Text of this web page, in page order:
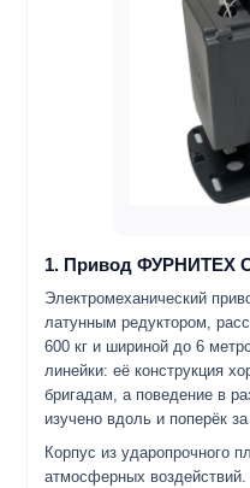
1. Привод ФУРНИТЕХ
Электромеханический
латунным редуктором,
600 кг и шириной до 6
линейки: её конструкция
бригадам, а поведение в
изучено вдоль и поперёк
Корпус из ударопрочного
атмосферных